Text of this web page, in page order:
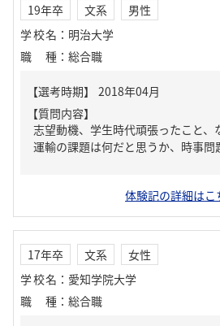
19年卒 文系
男性
学校名 ： 明治大学
職種 ： 総合職
【質問内容】
志望動機、学生時代頑張ったこと、
運輸の課題は何だと思うか、時事問
体験記の詳細はこ
17年卒 文系
女性
学校名 ： 愛知学院大学
職種 ： 総合職